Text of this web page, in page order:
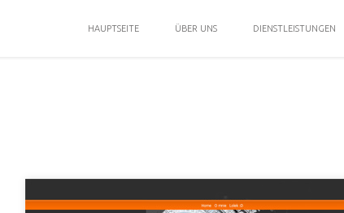
HAUPTSEITE ÜBER UNS DIENSTLEISTUNGEN